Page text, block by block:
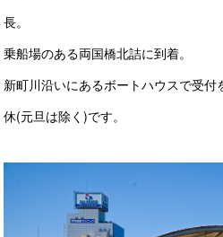
長。
乗船場のある両国橋北詰に到着。
新町川沿いにあるボートハウスで受
休(元旦は除く)です。